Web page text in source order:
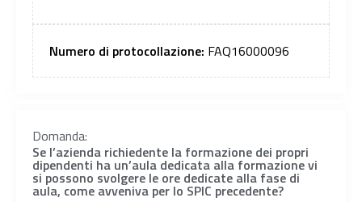
Numero di protocollazione: FAQ16000096
Domanda:
Se l’azienda richiedente la formazione dei propri
dipendenti ha un’aula dedicata alla formazione vi
si possono svolgere le ore dedicate alla fase di
aula, come avveniva per lo SPIC precedente?